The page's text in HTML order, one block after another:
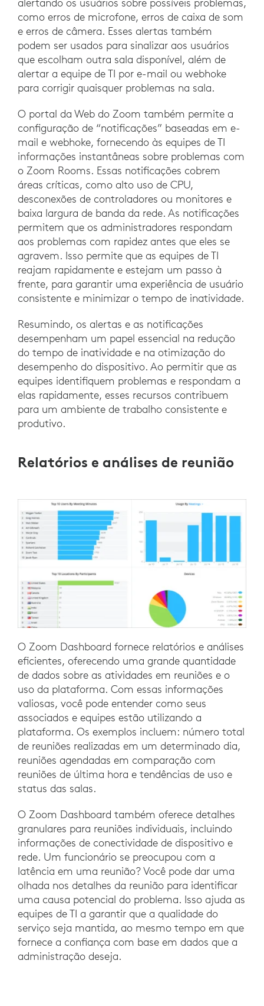
como erros de microfone, erros de caixa de som
e erros de câmera. Esses alertas também
podem ser usados para sinalizar aos usuários
que escolham outra sala disponível, além de
alertar a equipe de TI por e-mail ou webhoke
para corrigir quaisquer problemas na sala.
O portal da Web do Zoom também permite a
configuração de “notificações” baseadas em e-
mail e webhoke, fornecendo às equipes de TI
informações instantâneas sobre problemas com
o Zoom Rooms. Essas notificações cobrem
áreas críticas, como alto uso de CPU,
desconexões de controladores ou monitores e
baixa largura de banda da rede. As notificações
permitem que os administradores respondam
aos problemas com rapidez antes que eles se
agravem. Isso permite que as equipes de TI
reajam rapidamente e estejam um passo à
frente, para garantir uma experiência de usuário
consistente e minimizar o tempo de inatividade.
Resumindo, os alertas e as notificações
desempenham um papel essencial na redução
do tempo de inatividade e na otimização do
desempenho do dispositivo. Ao permitir que as
equipes identifiquem problemas e respondam a
elas rapidamente, esses recursos contribuem
para um ambiente de trabalho consistente e
produtivo.
Relatórios e análises de reunião
O Zoom Dashboard fornece relatórios e análises
eficientes, oferecendo uma grande quantidade
de dados sobre as atividades em reuniões e o
uso da plataforma. Com essas informações
valiosas, você pode entender como seus
associados e equipes estão utilizando a
plataforma. Os exemplos incluem: número total
de reuniões realizadas em um determinado dia,
reuniões agendadas em comparação com
reuniões de última hora e tendências de uso e
status das salas.
O Zoom Dashboard também oferece detalhes
granulares para reuniões individuais, incluindo
informações de conectividade de dispositivo e
rede. Um funcionário se preocupou com a
latência em uma reunião? Você pode dar uma
olhada nos detalhes da reunião para identificar
uma causa potencial do problema. Isso ajuda as
equipes de TI a garantir que a qualidade do
serviço seja mantida, ao mesmo tempo em que
fornece a confiança com base em dados que a
administração deseja.